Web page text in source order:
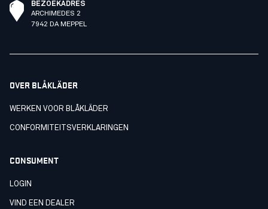
BEZOEKADRES
ARCHIMEDES 2
7942 DA MEPPEL
OVER BLÅKLÄDER
WERKEN VOOR BLÅKLÄDER
CONFORMITEITSVERKLARINGEN
CONSUMENT
LOGIN
VIND EEN DEALER